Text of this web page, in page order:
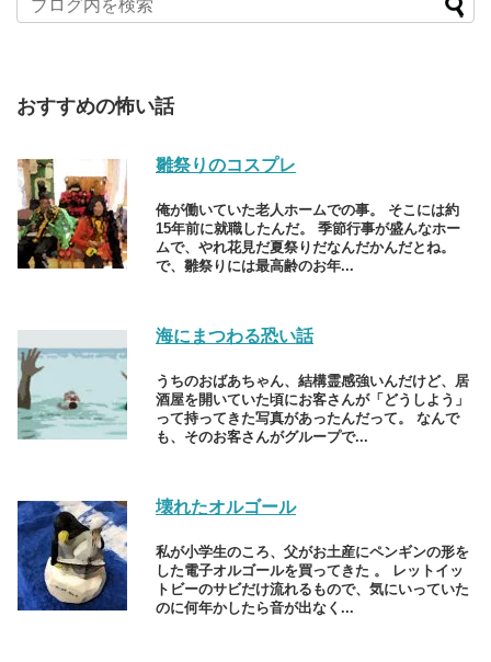
おすすめの怖い話
雛祭りのコスプレ
俺が働いていた老人ホームでの事。 そこには約
15年前に就職したんだ。 季節行事が盛んなホー
ムで、やれ花見だ夏祭りだなんだかんだとね。
で、雛祭りには最高齢のお年...
海にまつわる恐い話
うちのおばあちゃん、結構霊感強いんだけど、居
酒屋を開いていた頃にお客さんが「どうしよう」
って持ってきた写真があったんだって。 なんで
も、そのお客さんがグループで...
壊れたオルゴール
私が小学生のころ、父がお土産にペンギンの形を
した電子オルゴールを買ってきた 。 レットイッ
トビーのサビだけ流れるもので、気にいっていた
のに何年かしたら音が出なく...